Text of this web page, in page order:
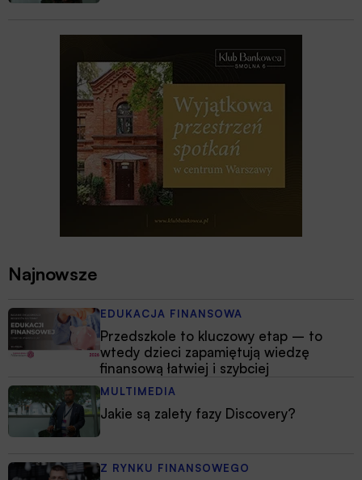
Najnowsze
EDUKACJA FINANSOWA
Przedszkole to kluczowy etap – to
wtedy dzieci zapamiętują wiedzę
finansową łatwiej i szybciej
MULTIMEDIA
Jakie są zalety fazy Discovery?
Z RYNKU FINANSOWEGO